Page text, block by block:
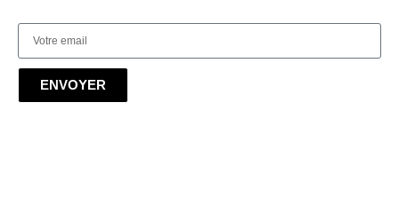
ENVOYER